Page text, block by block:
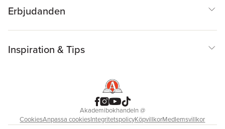
Erbjudanden
Inspiration & Tips
Akademibokhandeln@
CookiesAnpassa cookiesIntegritetspolicyKöpvillkorMedlemsvillkor